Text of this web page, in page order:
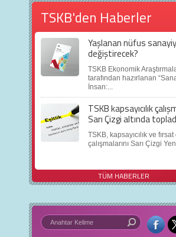
TSKB'den Haberler
Yaşlanan nüfus
değiştirecek?
TSKB Ekonomik
tarafından hazırlanan
İnsan:...
TSKB kapsayıcılık
Sarı Çizgi altında
TSKB, kapsayıcılık ve
çalışmalarını Sarı Çizgi
TÜM HABERLER